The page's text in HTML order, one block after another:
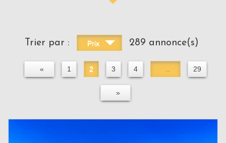
Trier par : Prix 289 annonce(s)
« 1 2 3 4 .. 29
»